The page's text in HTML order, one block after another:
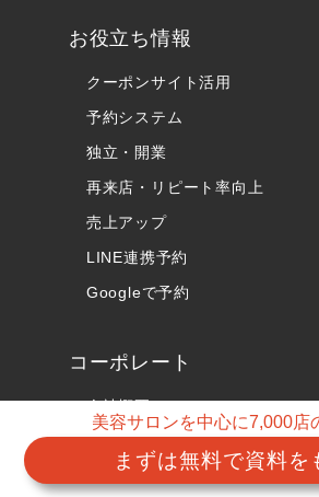
美容サロンを中心に7,000店
まずは無料で資料を
お役立ち情報
クーポンサイト活用
予約システム
独立・開業
再来店・リピート率向上
売上アップ
LINE連携予約
Googleで予約
コーポレート
会社概要
プレスリリース
資料請求